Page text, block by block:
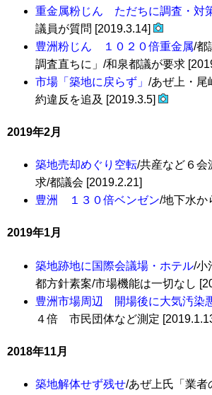
重金属粉じん ただちに調査・対
議員が質問 [2019.3.14]
豊洲粉じん １０２０倍重金属/都
調査直ちに」/和泉都議が要求
市場「築地に戻らず」 /あぜ上・
約違反を追及 [2019.3.5]
2019年2月
築地売却めぐり空転/共産など６
求/都議会 [2019.2.21]
豊洲 １３０倍ベンゼン/地下水か
2019年1月
築地跡地に国際会議場・ホテル/小
都方針素案/市場機能は一切なし
豊洲市場周辺 開場後に大気汚染
４倍 市民団体など測定
2018年11月
築地解体せず残せ/あぜ上氏「業者